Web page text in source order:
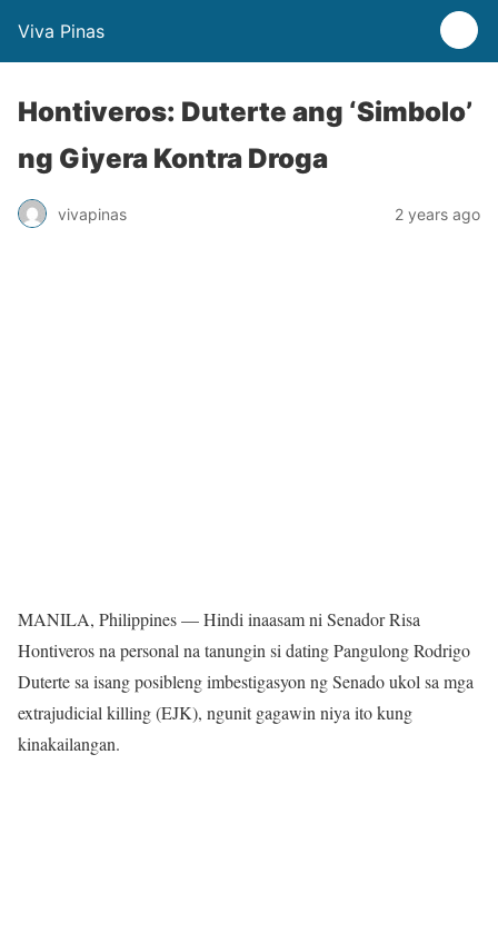
Viva Pinas
Hontiveros: Duterte ang ‘Simbolo’
ng Giyera Kontra Droga
vivapinas 2 years ago
MANILA, Philippines — Hindi inaasam ni Senador Risa
Hontiveros na personal na tanungin si dating Pangulong Rodrigo
Duterte sa isang posibleng imbestigasyon ng Senado ukol sa mga
extrajudicial killing (EJK), ngunit gagawin niya ito kung
kinakailangan.